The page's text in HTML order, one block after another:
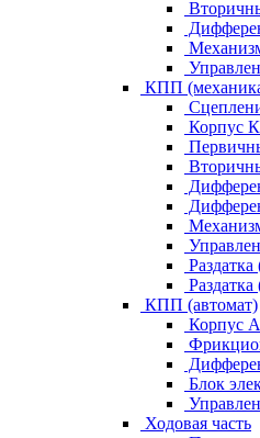
КПП
Корпус
КПП (автомат)
Корпус
Блок
Ходовая часть